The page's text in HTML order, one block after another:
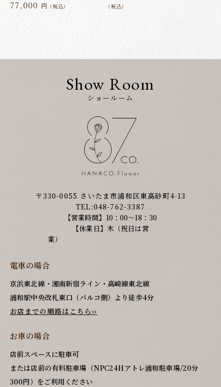
77,000 円 （税込） （税込）
Show Room
ショールーム
〒330-0055 さいたま市浦和区東高砂町4-13
TEL:048-762-3387
【営業時間】10：00～18：30
【休業日】木（祝日は営
業）
電車の場合
京浜東北線・湘南新宿ライン・高崎線東北線
浦和駅中央改札東口（パルコ側）より徒歩4分
お店までの順路はこちら››
お車の場合
店前スペースに駐車可
または店前の有料駐車場（NPC24Hアトレ浦和駐車場/20分
300円）をご利用ください